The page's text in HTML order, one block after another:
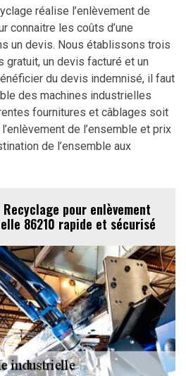
réalise l’enlèvement de
connaitre les coûts d’une
un devis. Nous établissons trois
gratuit, un devis facturé et un
du devis indemnisé, il faut
des machines industrielles
fournitures et câblages soit
de l’ensemble et prix
de l’ensemble aux
pour enlèvement
86210 rapide et sécurisé